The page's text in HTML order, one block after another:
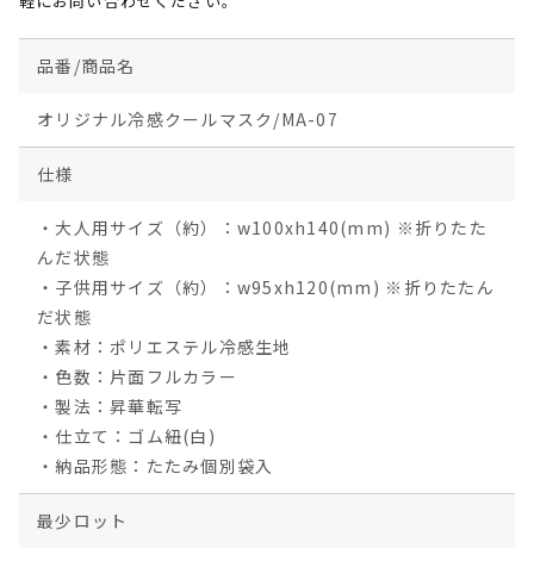
品番/商品名
オリジナル冷感クールマスク/MA-07
仕様
・大人用サイズ（約）：w100xh140(mm) ※折りたた
んだ状態
・子供用サイズ（約）：w95xh120(mm) ※折りたたん
だ状態
・素材：ポリエステル冷感生地
・色数：片面フルカラー
・製法：昇華転写
・仕立て：ゴム紐(白)
・納品形態：たたみ個別袋入
最少ロット